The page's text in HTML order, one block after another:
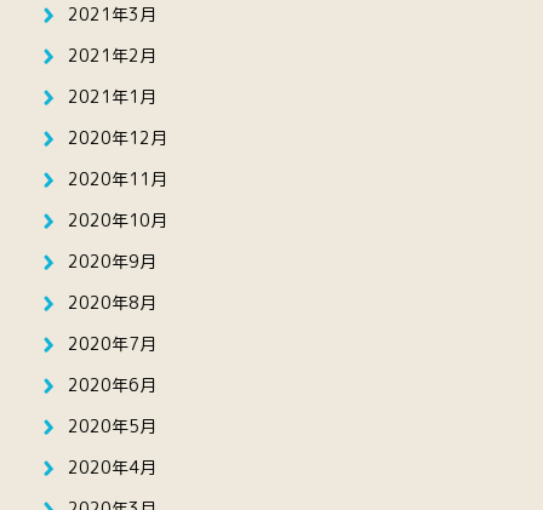
2021年3月
2021年2月
2021年1月
2020年12月
2020年11月
2020年10月
2020年9月
2020年8月
2020年7月
2020年6月
2020年5月
2020年4月